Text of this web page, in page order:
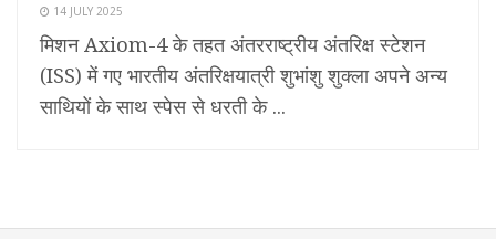
14 JULY 2025
मिशन Axiom-4 के तहत अंतरराष्ट्रीय अंतरिक्ष स्टेशन
(ISS) में गए भारतीय अंतरिक्षयात्री शुभांशु शुक्ला अपने अन्य
साथियों के साथ स्पेस से धरती के ...